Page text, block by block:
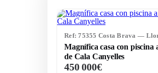
Ref: 75355 Costa Brava —
Magnífica casa con piscina
de Cala Canyelles
450 000€